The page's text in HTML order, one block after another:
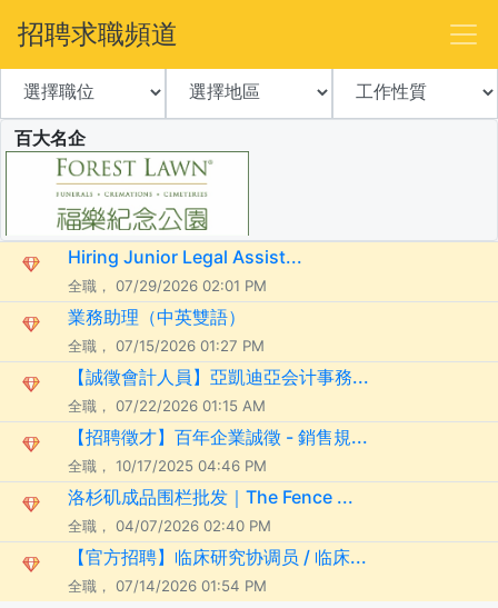
招聘求職頻道
百大名企
Hiring Junior Legal Assist...
全職， 07/29/2026 02:01 PM
業務助理（中英雙語）
全職， 07/15/2026 01:27 PM
【誠徵會計人員】亞凱迪亞会计事務...
全職， 07/22/2026 01:15 AM
【招聘徵才】百年企業誠徵 - 銷售規...
全職， 10/17/2025 04:46 PM
洛杉矶成品围栏批发｜The Fence ...
全職， 04/07/2026 02:40 PM
【官方招聘】临床研究协调员 / 临床...
全職， 07/14/2026 01:54 PM